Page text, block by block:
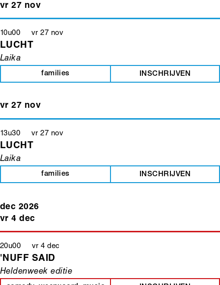
vr 27 nov
10u00 vr 27 nov
LUCHT
Laika
families INSCHRIJVEN
vr 27 nov
13u30 vr 27 nov
LUCHT
Laika
families INSCHRIJVEN
dec 2026
vr 4 dec
20u00 vr 4 dec
'NUFF SAID
Heldenweek editie